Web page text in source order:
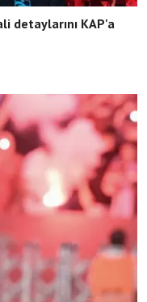
detaylarını KAP'a